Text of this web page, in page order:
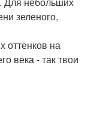
зеленого,
оттенков на
века - так твои